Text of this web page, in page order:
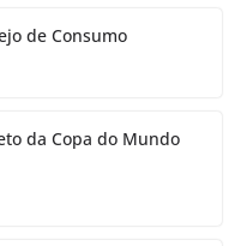
de Consumo
da Copa do Mundo